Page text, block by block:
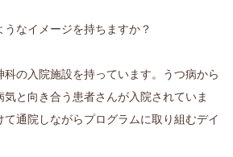
なイメージを持ちますか？
の入院施設を持っています。うつ病から
と向き合う患者さんが入院されていま
通院しながらプログラムに取り組むデイ